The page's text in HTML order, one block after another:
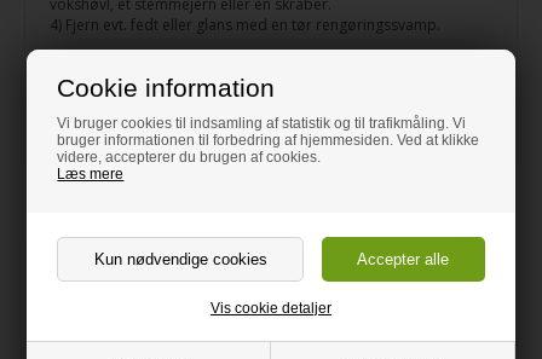
Cookie information
Vi bruger cookies til indsamling af statistik og til trafikmåling. Vi
bruger informationen til forbedring af hjemmesiden. Ved at klikke
videre, accepterer du brugen af cookies.
Læs mere
Vis cookie detaljer
4) Fjern evt. fedt eller glans med en tør rengøringssvamp.
En pakke med 10 stk. hård voks – én i hver af følgende farver:
brun, hvidlig beige, eg, mokka og kona.